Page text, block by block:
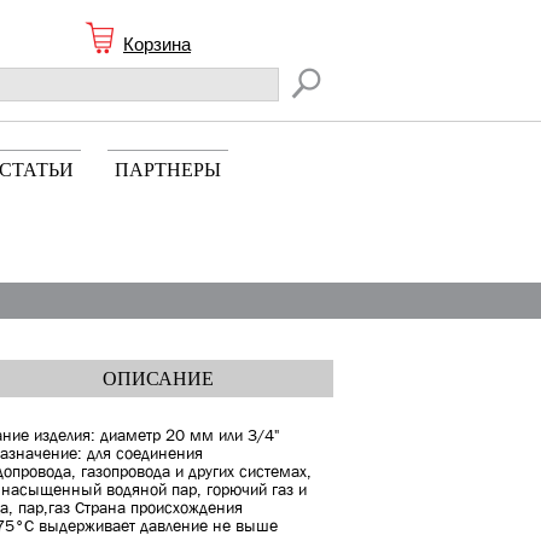
Корзина
ПАРТНЕРЫ
ОПИСАНИЕ
изделия: диаметр 20 мм или 3/4"
для соединения
газопровода и других системах,
водяной пар, горючий газ и
пар,газ Страна происхождения
выдерживает давление не выше